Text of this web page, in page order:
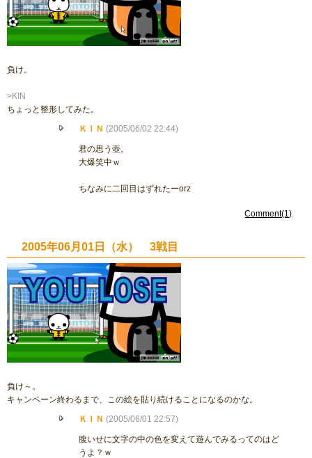
負け。
>KIN
ちょっと整形してみた。
ＫＩＮ (2005/06/02 22:44)
君の思う壺。
大爆笑中ｗ
ちなみに二回目はずれたーorz
Comment(1)
2005年06月01日（水） 3戦目
負け～。
キャンペーン終わるまで、この絵を貼り続けることになるのかな。
ＫＩＮ (2005/06/01 22:57)
腹いせに文字の中の色を変えて遊んでみるってのはど
うよ？ｗ